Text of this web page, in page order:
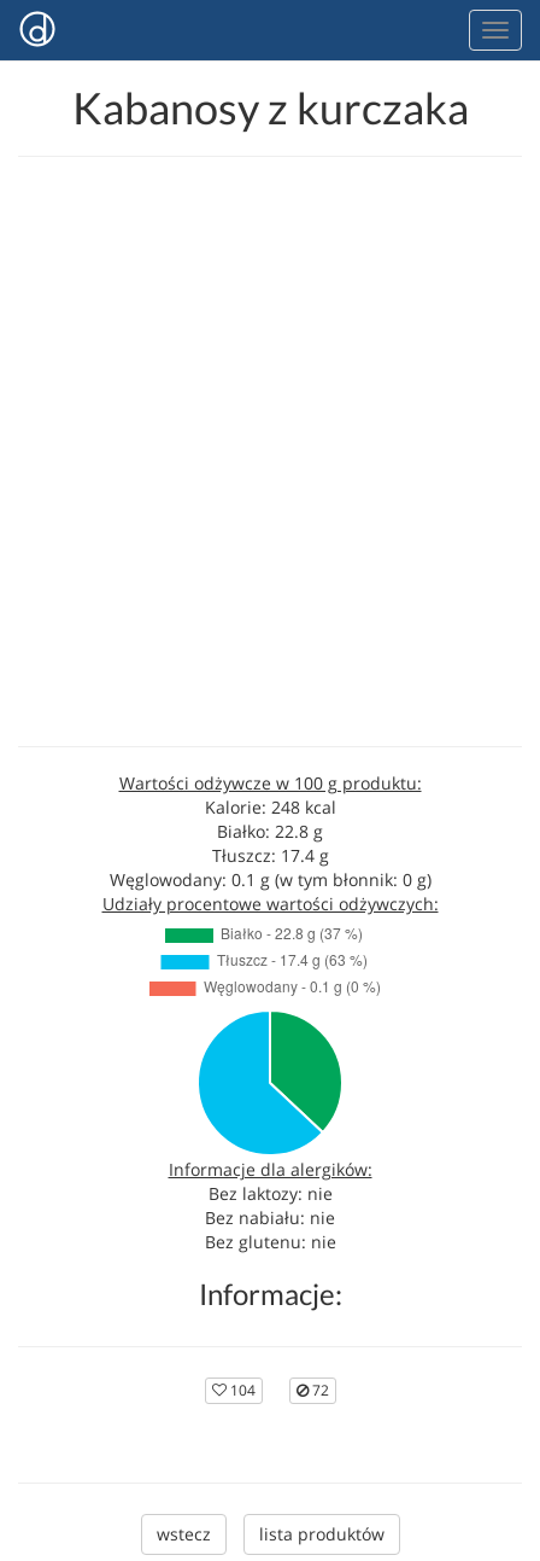
Kabanosy z kurczaka
Wartości odżywcze w 100 g produktu:
Kalorie: 248 kcal
Białko: 22.8 g
Tłuszcz: 17.4 g
Węglowodany: 0.1 g (w tym błonnik: 0 g)
Udziały procentowe wartości odżywczych:
Informacje dla alergików:
Bez laktozy: nie
Bez nabiału: nie
Bez glutenu: nie
Informacje:
104 72
wstecz lista produktów